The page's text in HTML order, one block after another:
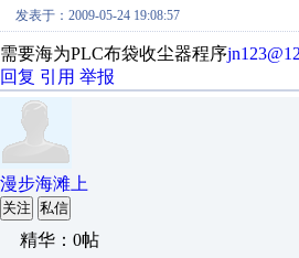
发表于：2009-05-24 19:08:57
需要海为PLC布袋收尘器程序
回复 引用 举报
漫步海滩上
关注 私信
精华：0帖